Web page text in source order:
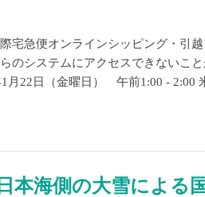
宅急便オンラインシッピング・引
のシステムにアクセスできないこ
月22日（金曜日） 午前1:00 - 2:00
海側の大雪による